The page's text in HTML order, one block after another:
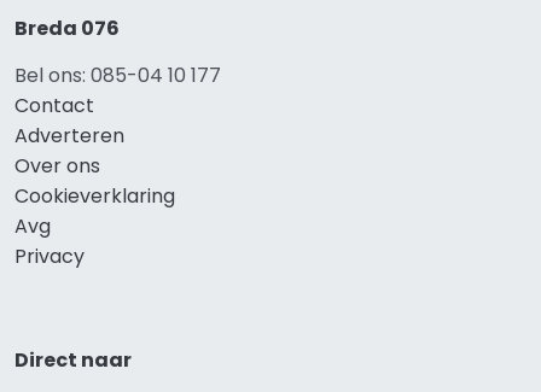
Breda 076
Bel ons: 085-04 10 177
Contact
Adverteren
Over ons
Cookieverklaring
Avg
Privacy
Direct naar